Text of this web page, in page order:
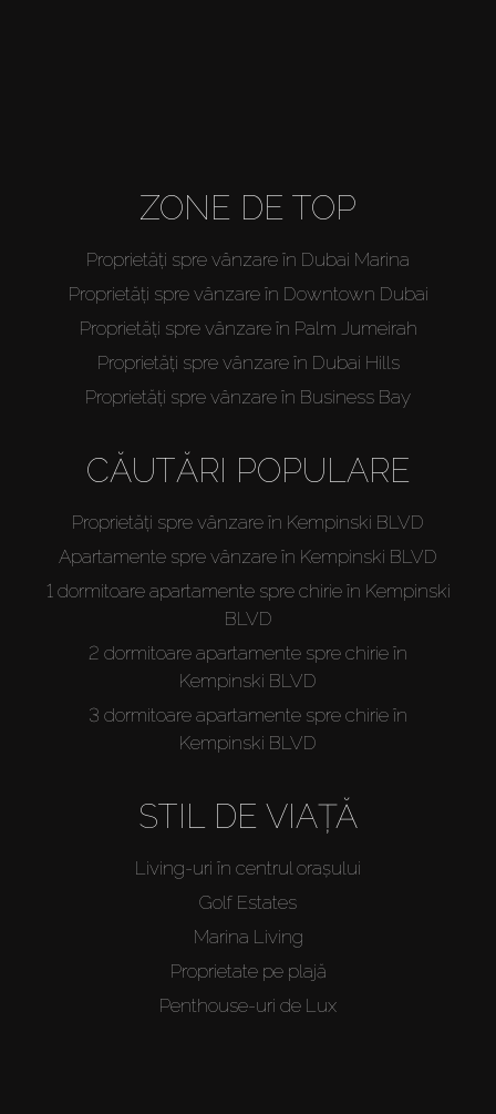
ZONE DE TOP
Proprietăți spre vânzare în Dubai Marina
Proprietăți spre vânzare în Downtown Dubai
Proprietăți spre vânzare în Palm Jumeirah
Proprietăți spre vânzare în Dubai Hills
Proprietăți spre vânzare în Business Bay
CĂUTĂRI POPULARE
Proprietăți spre vânzare în Kempinski BLVD
Apartamente spre vânzare în Kempinski BLVD
1 dormitoare apartamente spre chirie în Kempinski
BLVD
2 dormitoare apartamente spre chirie în
Kempinski BLVD
3 dormitoare apartamente spre chirie în
Kempinski BLVD
STIL DE VIAȚĂ
Living-uri în centrul orașului
Golf Estates
Marina Living
Proprietate pe plajă
Penthouse-uri de Lux